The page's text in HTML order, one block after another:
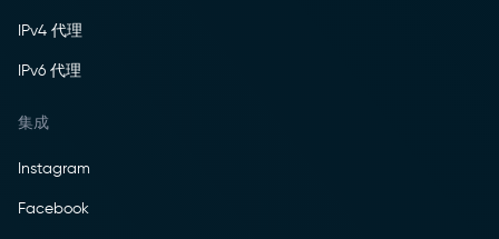
IPv4 代理
IPv6 代理
集成
Instagram
Facebook